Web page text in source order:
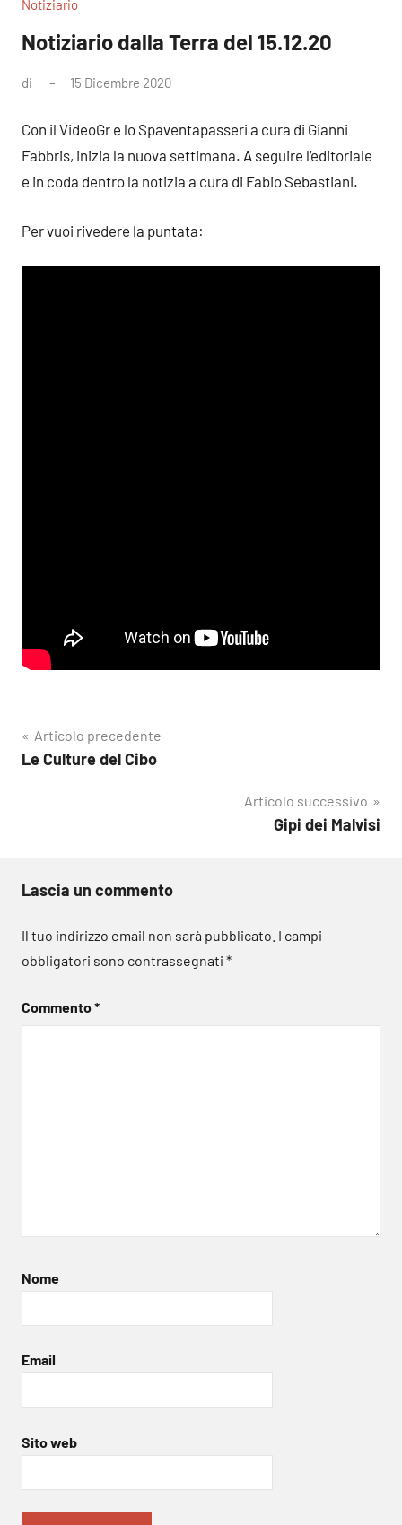
Notiziario
Notiziario dalla Terra del 15.12.20
di 15 Dicembre 2020
Con il VideoGr e lo Spaventapasseri a cura di Gianni
Fabbris, inizia la nuova settimana. A seguire l’editoriale
e in coda dentro la notizia a cura di Fabio Sebastiani.
Per vuoi rivedere la puntata:
Navigazione
articoli
Articolo precedente
Le Culture del Cibo
Articolo successivo
Gipi dei Malvisi
Lascia un commento
Il tuo indirizzo email non sarà pubblicato. I campi
obbligatori sono contrassegnati *
Commento*
Nome
Email
Sito web